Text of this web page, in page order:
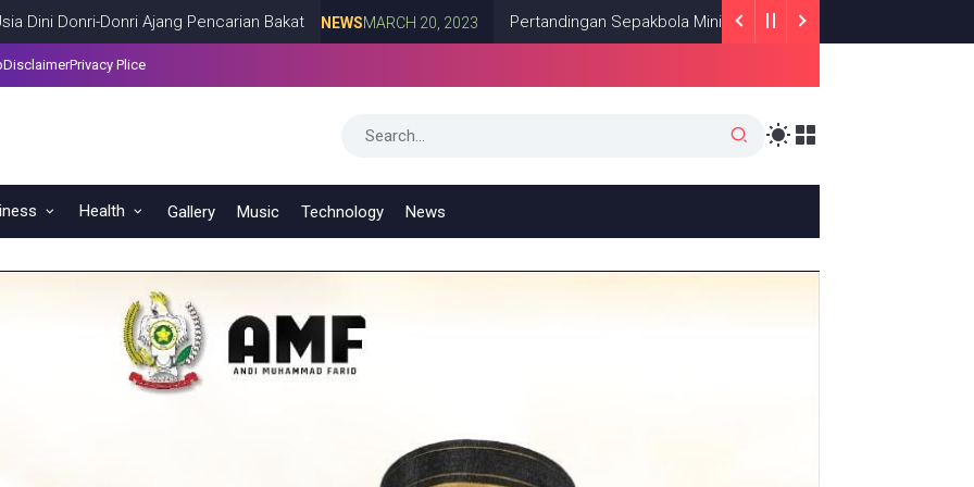
Ajang Pencarian Bakat NEWSMARCH 20, 2023 Pertandingan Sepakbola Mini Tingkat SD Memeriahkan HUT Soppeng ke-762
Lalengbata NEWS
DisclaimerPrivacy Plice
Health Gallery Music Technology News